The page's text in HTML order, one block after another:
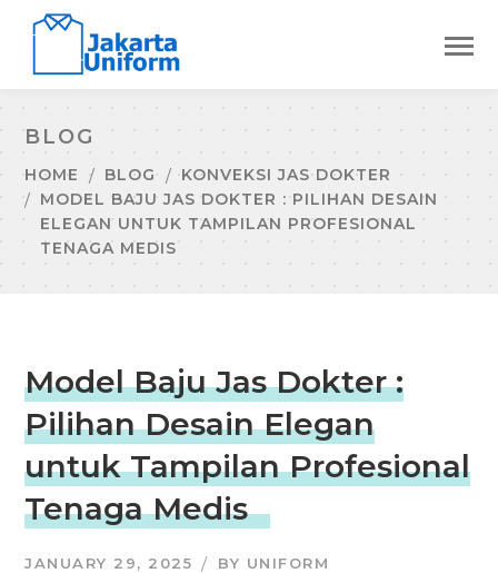
BLOG
HOME BLOG
KONVEKSI JAS DOKTER
MODEL BAJU JAS DOKTER : PILIHAN DESAIN
ELEGAN UNTUK TAMPILAN PROFESIONAL
TENAGA MEDIS
Model Baju Jas Dokter :
Pilihan Desain Elegan
untuk Tampilan Profesional
Tenaga Medis
JANUARY 29, 2025 BY UNIFORM